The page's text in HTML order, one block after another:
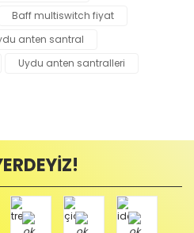
Baff multiswitch fiyat
anten santral
Uydu anten santralleri